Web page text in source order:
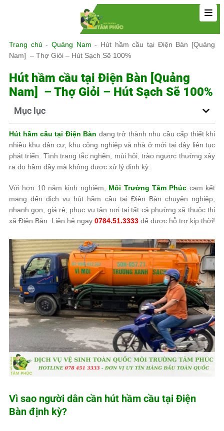
Trang chủ -Quảng Nam - Hút hầm cầu tại Điện Bàn [Quảng
Nam] – Thợ Giỏi – Hút Sạch Sẽ 100%
Hút hầm cầu tại Điện Bàn [Quảng
Nam] – Thợ Giỏi – Hút Sạch Sẽ 100%
Mục lục
Hút hầm cầu tại Điện Bàn đang trở thành nhu cầu cấp thiết khi
nhiều khu dân cư, khu công nghiệp và nhà ở mới tại đây liên tục
phát triển. Tình trạng tắc nghẽn, mùi hôi, trào ngược thường xảy
ra do hầm đầy mà không được xử lý định kỳ.
Với hơn 10 năm kinh nghiệm, Môi Trường Tâm Phúc cam kết
mang đến dịch vụ hút hầm cầu tại Điện Bàn chuyên nghiệp,
nhanh gọn, giá rẻ, phục vụ tận nơi tại tất cả phường xã thuộc thị
xã Điện Bàn. Liên hệ ngay 0784.51.3333 để được hỗ trợ kịp thời!
Vì sao người dân cần hút hầm cầu tại Điện
Bàn định kỳ?